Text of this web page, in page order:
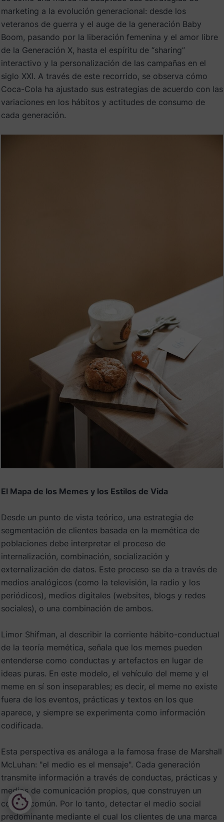
marketing a la evolución generacional: desde los
veteranos de guerra y el auge de la generación Baby
Boom, pasando por la liberación femenina y el amor libre
de la Generación X, hasta el espíritu de “sharing”
interactivo y la personalización de las campañas en el
siglo XXI. A través de este recorrido, se observa cómo
Coca-Cola ha ajustado sus estrategias de acuerdo con las
variaciones en los hábitos y actitudes de consumo de
cada generación.
El Mapa de los Memes y los Estilos de Vida
Desde un punto de vista teórico, una estrategia de
segmentación de clientes basada en la memética de
poblaciones debe interpretar el proceso de
internalización, combinación, socialización y
externalización de datos. Este proceso se da a través de
medios analógicos (como la televisión, la radio y los
periódicos), medios digitales (websites, blogs y redes
sociales), o una combinación de ambos.
Limor Shifman, al describir la corriente hábito-conductual
de la teoría memética, señala que los memes pueden
entenderse como conductas y artefactos en lugar de
ideas puras. En este modelo, el vehículo del meme y el
meme en sí son inseparables; es decir, el meme no existe
fuera de los eventos, prácticas y textos en los que
aparece, y siempre se experimenta como información
codificada.
Esta perspectiva es análoga a la famosa frase de Marshall
McLuhan: "el medio es el mensaje". Cada generación
transmite información a través de conductas, prácticas y
medios de comunicación propios, que construyen un
código común. Por lo tanto, detectar el medio social
predominante mediante el cual los clientes de una marca